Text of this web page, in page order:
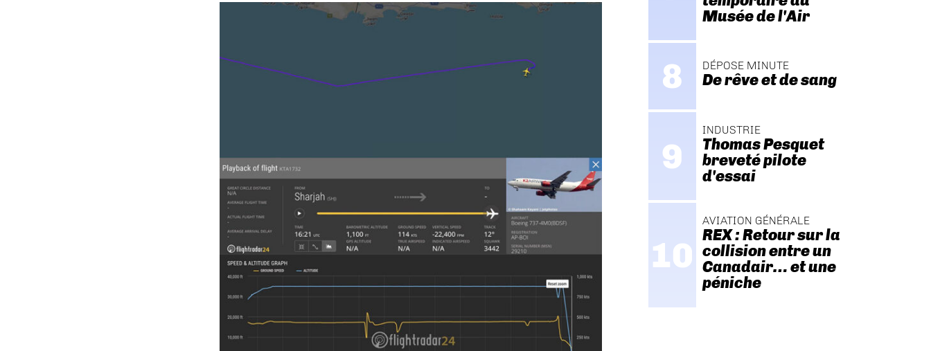
Musée de l'Air
DÉPOSE MINUTE
De rêve et de sang
INDUSTRIE
Thomas Pesquet
breveté pilote
d'essai
AVIATION GÉNÉRALE
REX : Retour sur la
collision entre un
Canadair… et une
péniche